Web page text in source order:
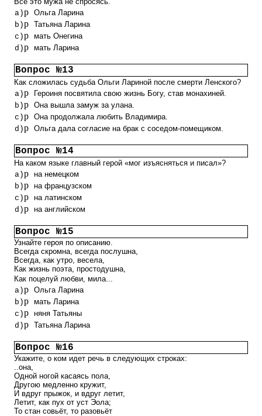
a)p Ольга Ларина
b)p Татьяна Ларина
c)p мать Онегина
d)p мать Ларина
Вопрос №13
Как сложилась судьба Ольги Лариной после смерти Ленского?
a)p
Героиня посвятила свою жизнь Богу, став монахиней.
b)p Она вышла замуж за улана.
c)p Она продолжала любить Владимира.
d)p Ольга дала согласие на брак с соседом-помещиком.
Вопрос №14
На каком языке главный герой «мог изъясняться и писал»?
a)p на немецком
b)p на французском
c)p на латинском
d)p на английском
Вопрос №15
Узнайте героя по описанию.
Всегда скромна, всегда послушна,
Всегда, как утро, весела,
Как жизнь поэта, простодушна,
Как поцелуй любви, мила...
a)p Ольга Ларина
b)p мать Ларина
c)p няня Татьяны
d)p Татьяна Ларина
Вопрос №16
Укажите, о ком идет речь в следующих строках:
..она,
Одной ногой касаясь пола,
Другою медленно кружит,
И вдруг прыжок, и вдруг летит,
Летит, как пух от уст Эола;
То стан совьёт, то разовьёт